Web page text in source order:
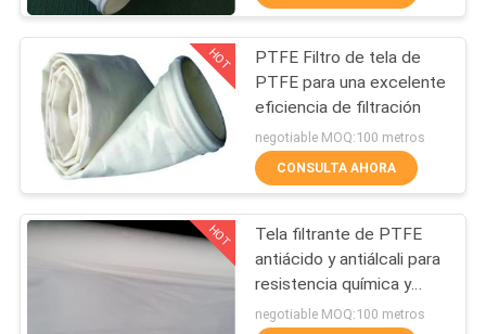
VIAJE
FÁBRICA
CONTROL
DE
CALIDAD
Paño de la fibra de
vidrio
23
Tela filtrante del
57
HOT
PTFE Filtro de tela de
PTFE para una excelente
eficiencia de filtración
negotiable MOQ:100 metros
CONSULTA AHORA
HOT
Tela filtrante de PTFE
antiácido y antiálcali para
resistencia química y
durabilidad
negotiable MOQ:100 metros